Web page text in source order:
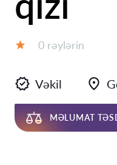
Rəylər:
0 rəylərin
Vəkil
MƏLUMAT